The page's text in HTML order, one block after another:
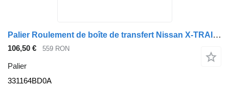
Palier Roulement de boîte de transfert Nissan X-TRAIL / Renault KOLEOS II B48-1 331164BD0A pour bus Nissan X-TRAIL
106,50 € 559 RON
Palier
331164BD0A